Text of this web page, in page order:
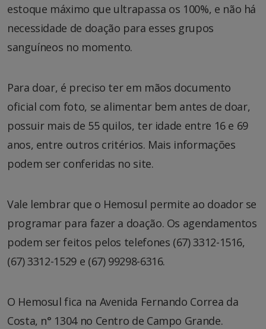
estoque máximo que ultrapassa os 100%, e não há
necessidade de doação para esses grupos
sanguíneos no momento.
Para doar, é preciso ter em mãos documento
oficial com foto, se alimentar bem antes de doar,
possuir mais de 55 quilos, ter idade entre 16 e 69
anos, entre outros critérios. Mais informações
podem ser conferidas no site.
Vale lembrar que o Hemosul permite ao doador se
programar para fazer a doação. Os agendamentos
podem ser feitos pelos telefones (67) 3312-1516,
(67) 3312-1529 e (67) 99298-6316.
O Hemosul fica na Avenida Fernando Correa da
Costa, n° 1304 no Centro de Campo Grande.